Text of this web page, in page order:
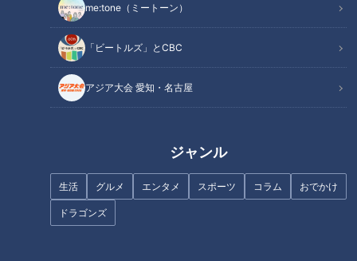
me:tone（ミートーン）
「ビートルズ」とCBC
アジア大会 愛知・名古屋
ジャンル
生活 グルメ エンタメ スポーツ コラム おでかけ
ドラゴンズ
「アムール・デュ・ショコラ」
で何買う？シェフが選ぶ本当に
おいしいチョコのお店ランキン
グ！第10位から第6位まで発表
がアツい！名店の弟子が出した
新店』をご紹介！
魚鱗癬と闘う仲間との交流…三
重と京都の“魚鱗癬の会”「ピエ
ロと呼ばれた息子」第６７話
濃厚なのに飲み干せる！？豚と